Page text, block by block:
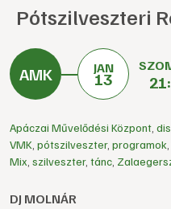
Pótszilveszteri
JAN
13
Apáczai Művelődési Központ
VMK pótszilveszter, programok
Mix szilveszter, tánc
DJ MOLNÁR